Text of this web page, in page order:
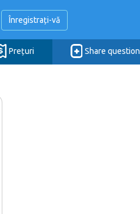
Înregistrați-vă
Prețuri Share question